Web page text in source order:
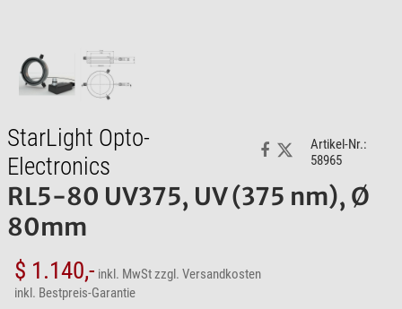
StarLight Opto-
Electronics
Artikel-Nr.:
58965
RL5-80 UV375, UV (375 nm), Ø
80mm
$ 1.140,- inkl. MwStzzgl. Versandkosten
inkl. Bestpreis-Garantie